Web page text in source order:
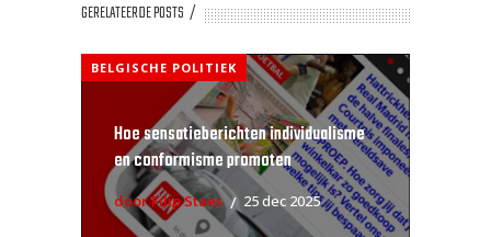
GERELATEERDE POSTS
BELGISCHE POLITIEK
Hoe sensatieberichten individualisme
en conformisme promoten
door Filip Staes 25 dec 2025